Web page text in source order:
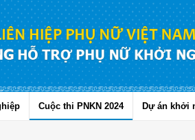
Cuộc thi PNKN 2024 Dự án khởi